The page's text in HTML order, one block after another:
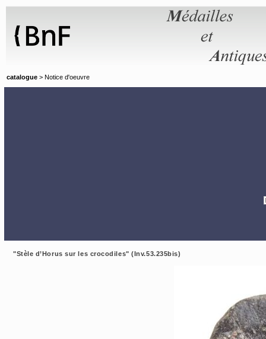
catalogue > Notice d'oeuvre
"Stèle d’Horus sur les crocodiles" (Inv.53.235bis)